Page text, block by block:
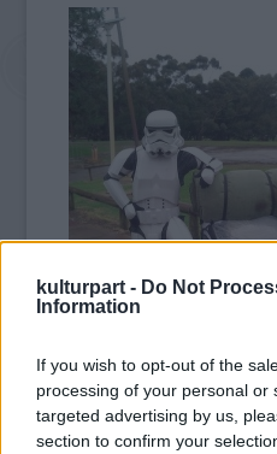
kulturpart - Do Not
Information
If you wish to opt-out of the
processing of your personal or
targeted advertising by us,
section to confirm your
French gyalogtúra